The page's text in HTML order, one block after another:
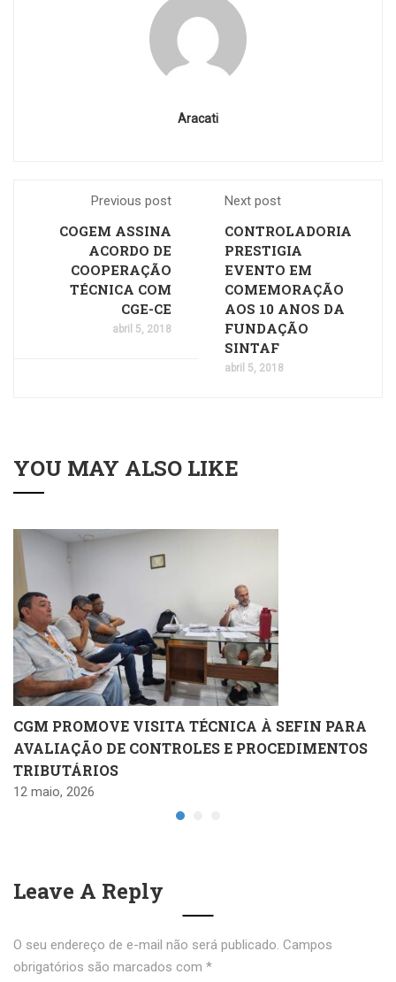
Aracati
Previous post
COGEM ASSINA
ACORDO DE
COOPERAÇÃO
TÉCNICA COM
CGE-CE
abril 5, 2018
Next post
CONTROLADORIA
PRESTIGIA
EVENTO EM
COMEMORAÇÃO
AOS 10 ANOS DA
FUNDAÇÃO
SINTAF
abril 5, 2018
YOU MAY ALSO LIKE
CGM PROMOVE VISITA TÉCNICA À SEFIN PARA
AVALIAÇÃO DE CONTROLES E PROCEDIMENTOS
TRIBUTÁRIOS
12 maio, 2026
Leave A Reply
O seu endereço de e-mail não será publicado. Campos
obrigatórios são marcados com *